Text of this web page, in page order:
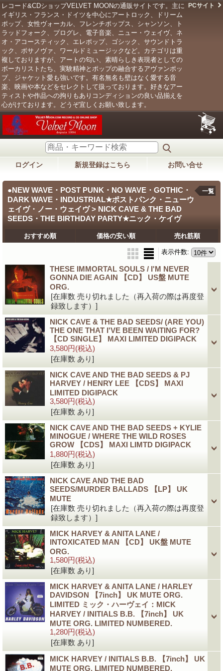
レコード&CDショップVELVET MOONの通販サイトです。主に
イギリス・フランス・ドイツを中心にアートロック、ドリーム
ポップ、女性ヴォーカル、フレンチポップス、シャンソン、ト
ラッドフォーク、プログレ、電子音楽、ニュー・ウェイヴ、ネ
オ・アコースティック、エレポップ、ゴシック、サウンドトラ
ック、ボサノヴァ、ワールドミュージックなど。カテゴリは重
複しておりますが、アートの匂い、素晴らしき表現者としての
ボーカリストたち、実験精神とポップの融合するアヴァンポッ
プ、ジャケット愛も強いです。有名無名も壁はなく愛する音
楽、映画や本などをセレクトして扱っております。好きなアー
ティストや作品への拘りもありコンディションの良い品揃えを
心がけております。どうぞ宜しくお願い致します。
PCサイト
ログイン 新規登録はこちら お問い合せ
●NEW WAVE・POST PUNK・NO WAVE・GOTHIC・
DARK WAVE・INDUSTRIAL★ポストパンク・ニューウ
ェイヴ・ノー・ウェイヴ > NICK CAVE & THE BAD
SEEDS・THE BIRTHDAY PARTY★ニック・ケイヴ
一覧
おすすめ順 価格の安い順 売れ筋順
表示件数:
THESE IMMORTAL SOULS / I'M NEVER
GONNA DIE AGAIN 【CD】 US盤 MUTE
ORG.
[在庫数 売り切れました（再入荷の際は再度登
録致します）]
NICK CAVE & THE BAD SEEDS/ (ARE YOU)
THE ONE THAT I'VE BEEN WAITING FOR?
【CD SINGLE】 MAXI LIMITED DIGIPACK
3,580円(税込)
[在庫数 あり]
NICK CAVE AND THE BAD SEEDS & PJ
HARVEY / HENRY LEE 【CDS】 MAXI
LIMITED DIGIPACK
3,580円(税込)
[在庫数 あり]
NICK CAVE AND THE BAD SEEDS + KYLIE
MINOGUE / WHERE THE WILD ROSES
GROW 【CDS】 MAXI LIMTD DIGIPACK
1,880円(税込)
[在庫数 あり]
NICK CAVE AND THE BAD
SEEDS/MURDER BALLADS 【LP】 UK
MUTE
[在庫数 売り切れました（再入荷の際は再度登
録致します）]
MICK HARVEY & ANITA LANE /
INTOXICATED MAN 【CD】 UK盤 MUTE
ORG.
1,580円(税込)
[在庫数 あり]
MICK HARVEY & ANITA LANE / HARLEY
DAVIDSON 【7inch】 UK MUTE ORG.
LIMITED ミック・ハーヴェイ：MICK
HARVEY / INITIALS B.B. 【7inch】 UK
MUTE ORG. LIMITED NUMBERED.
1,280円(税込)
[在庫数 あり]
MICK HARVEY / INITIALS B.B. 【7inch】 UK
MUTE ORG. LIMITED NUMBERED.